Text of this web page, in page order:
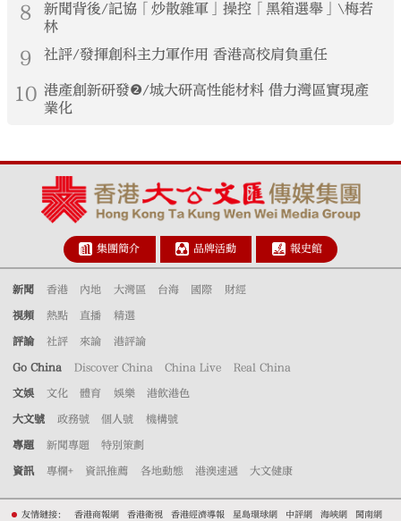
8
新聞背後/記協「炒散雜軍」操控「黑箱選舉」\梅若
林
9 社評/發揮創科主力軍作用 香港高校肩負重任
10 港產創新研發❷/城大研高性能材料 借力灣區實現產
業化
集團簡介 品牌活動 報史館
新聞 香港 內地 大灣區 台海 國際 財經
視頻 熱點 直播 精選
評論 社評 來論 港評論
Go China Discover China China Live Real China
文娛 文化 體育 娛樂 港飲港色
大文號 政務號 個人號 機構號
專題 新聞專題 特別策劃
資訊 專欄+ 資訊推薦 各地動態 港澳速遞 大文健康
友情鏈接： 香港商報網 香港衛視 香港經濟導報 星島環球網 中評網 海峽網 閩南網